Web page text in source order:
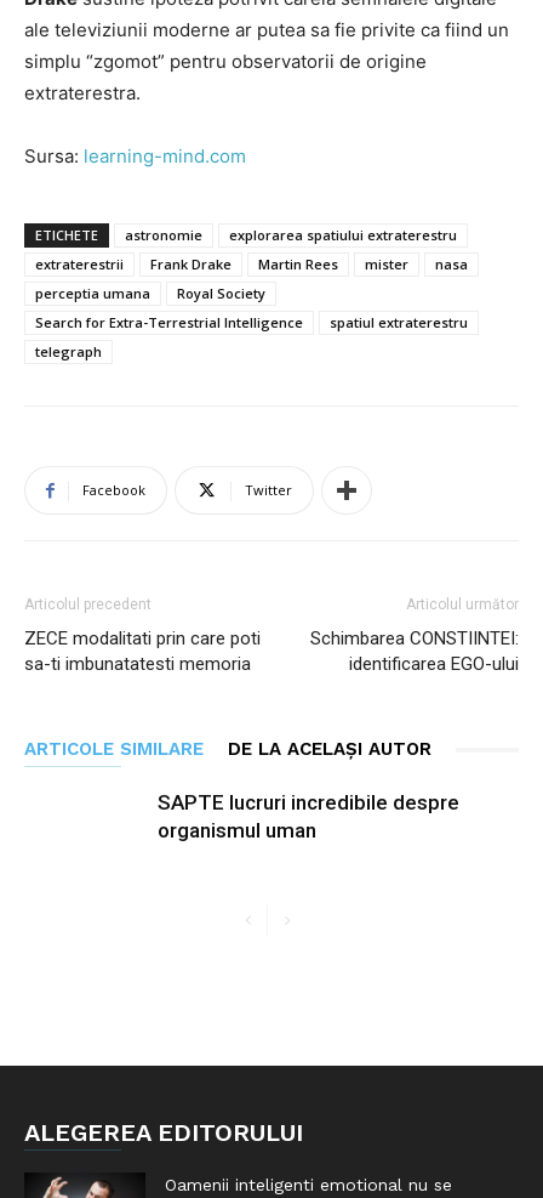
ale televiziunii moderne ar putea sa fie privite ca fiind un
simplu “zgomot” pentru observatorii de origine
extraterestra.
Sursa: learning-mind.com
ETICHETE astronomie
explorarea spatiului extraterestru
extraterestrii
Frank Drake Martin Rees mister
nasa
perceptia umana
Royal Society
Search for Extra-Terrestrial Intelligence
spatiul extraterestru
telegraph
Facebook Twitter
Articolul precedent
ZECE modalitati prin care poti
sa-ti imbunatatesti memoria
Articolul următor
Schimbarea CONSTIINTEI:
identificarea EGO-ului
ARTICOLE SIMILARE DE LA ACELAȘI AUTOR
SAPTE lucruri incredibile despre
organismul uman
ALEGEREA EDITORULUI
Oamenii inteligenti emotional nu se